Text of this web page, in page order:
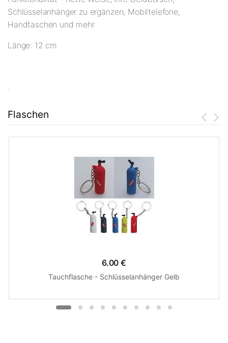
Schlüsselanhänger zu ergänzen, Mobiltelefone,
Handtaschen und mehr
Länge: 12 cm
.
Flaschen
6.00 €
Tauchflasche - Schlüsselanhänger Gelb